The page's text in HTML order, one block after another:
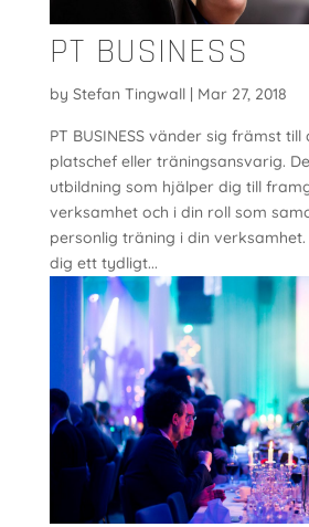
PT BUSINESS
by Stefan Tingwall| Mar 27, 2018
PT BUSINESS vänder sig främst
platschef eller träningsansvarig.
utbildning som hjälper dig till
verksamhet och i din roll som
personlig träning i din
dig ett tydligt...